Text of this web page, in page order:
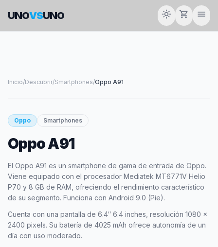
UNOVSUNO light_mode shopping_cart menu
Inicio/Descubrir/Smartphones/Oppo A91
smartphone
OPPO
Oppo Smartphones
Oppo A91
El Oppo A91 es un smartphone de gama de entrada de Oppo.
Viene equipado con el procesador Mediatek MT6771V Helio
P70 y 8 GB de RAM, ofreciendo el rendimiento característico
de su segmento. Funciona con Android 9.0 (Pie).
Cuenta con una pantalla de 6.4″ 6.4 inches, resolución 1080 x
2400 pixels. Su batería de 4025 mAh ofrece autonomía de un
día con uso moderado.